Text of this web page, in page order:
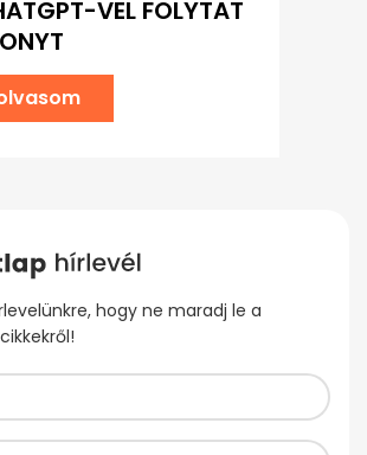
VEL FOLYTAT
hogy ne maradj le a